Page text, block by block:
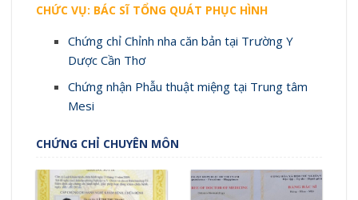
CHỨC VỤ: BÁC SĨ TỔNG QUÁT PHỤC HÌNH
Chứng chỉ Chỉnh nha căn bản tại Trường Y
Dược Cần Thơ
Chứng nhận Phẫu thuật miệng tại Trung tâm
Mesi
CHỨNG CHỈ CHUYÊN MÔN